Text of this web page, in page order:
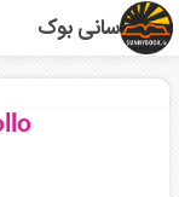
سانی بوک